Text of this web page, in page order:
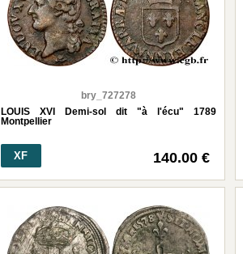
bry_727278
LOUIS XVI Demi-sol dit "à l'écu" 1789
Montpellier
XF 140.00 €